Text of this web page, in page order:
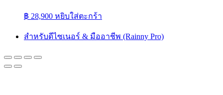
฿ 28,900 หยิบใส่ตะกร้า
สำหรับดีไซเนอร์ & มืออาชีพ (Rainny Pro)